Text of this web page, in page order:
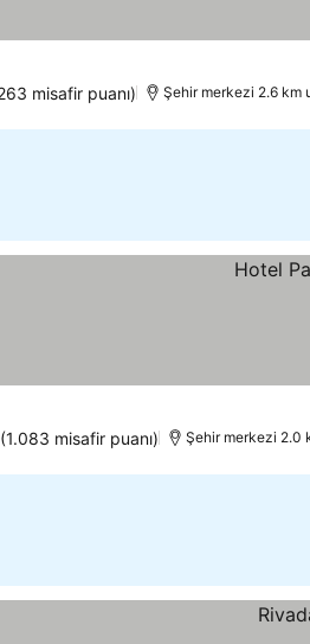
misafir puanı) Şehir merkezi 2.6 km
(1.083 misafir puanı) Şehir merkezi 2.0